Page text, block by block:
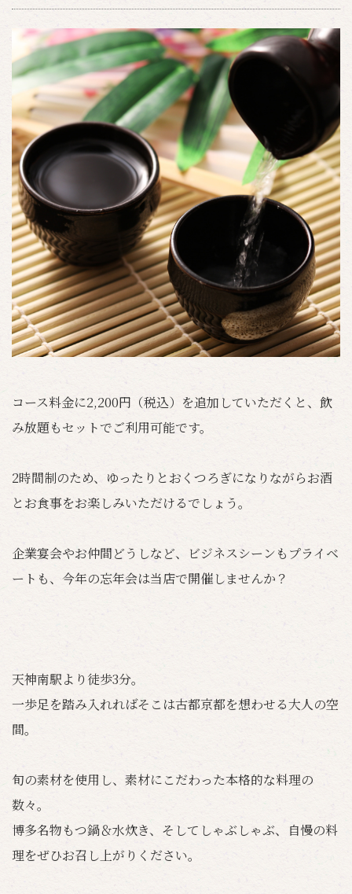
コース料金に2,200円（税込）を追加していただくと、飲
み放題もセットでご利用可能です。
2時間制のため、ゆったりとおくつろぎになりながらお酒
とお食事をお楽しみいただけるでしょう。
企業宴会やお仲間どうしなど、ビジネスシーンもプライベ
ートも、今年の忘年会は当店で開催しませんか？
天神南駅より徒歩3分。
一歩足を踏み入れればそこは古都京都を想わせる大人の空
間。
旬の素材を使用し、素材にこだわった本格的な料理の
数々。
博多名物もつ鍋＆水炊き、そしてしゃぶしゃぶ、自慢の料
理をぜひお召し上がりください。